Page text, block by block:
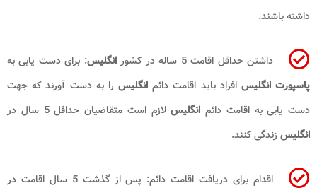
داشته باشند.
داشتن حداقل اقامت 5 ساله در کشور انگلیس: برای دست یابی به
پاسپورت انگلیس افراد باید اقامت دائم انگلیس را به دست آورند که جهت
دست یابی به اقامت دائم انگلیسلازم است متقاضیان حداقل 5 سال در
انگلیس زندگی کنند.
اقدام برای دریافت اقامت دائم: پس از گذشت 5 سال اقامت در